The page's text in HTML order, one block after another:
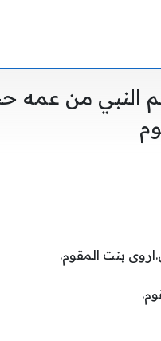
عم النبي من عمه
بنت المقوم.